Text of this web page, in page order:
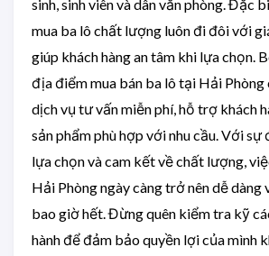
sinh, sinh viên và dân văn phòng. Đặc
mua ba lô chất lượng luôn đi đôi với
giúp khách hàng an tâm khi lựa chọn.
địa điểm mua bán ba lô tại Hải Phòng
dịch vụ tư vấn miễn phí, hỗ trợ khách
sản phẩm phù hợp với nhu cầu. Với sự
lựa chọn và cam kết về chất lượng,
Hải Phòng ngày càng trở nên dễ dàng
bao giờ hết. Đừng quên kiểm tra kỹ
hành để đảm bảo quyền lợi của mình